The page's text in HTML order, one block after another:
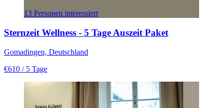
13 Personen interessiert
Sternzeit Wellness - 5 Tage Auszeit Paket
Gomadingen, Deutschland
€610 / 5 Tage